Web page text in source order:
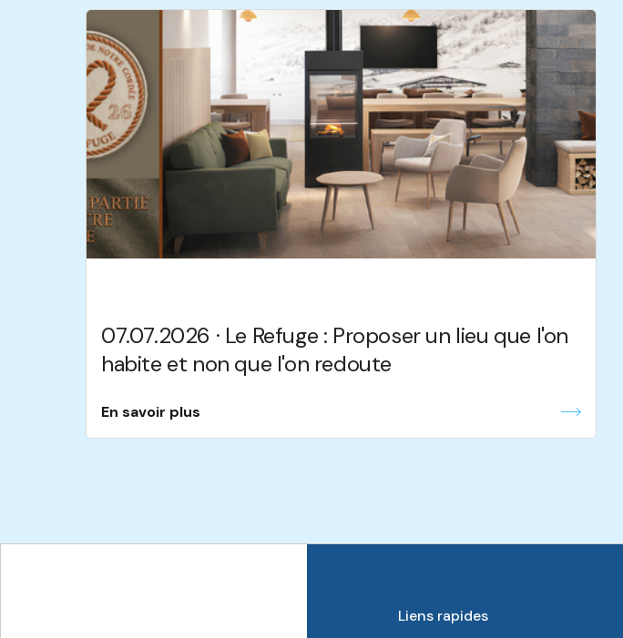
07.07.2026 · Le Refuge : Proposer un lieu que l'on
habite et non que l'on redoute
En savoir plus
Liens rapides